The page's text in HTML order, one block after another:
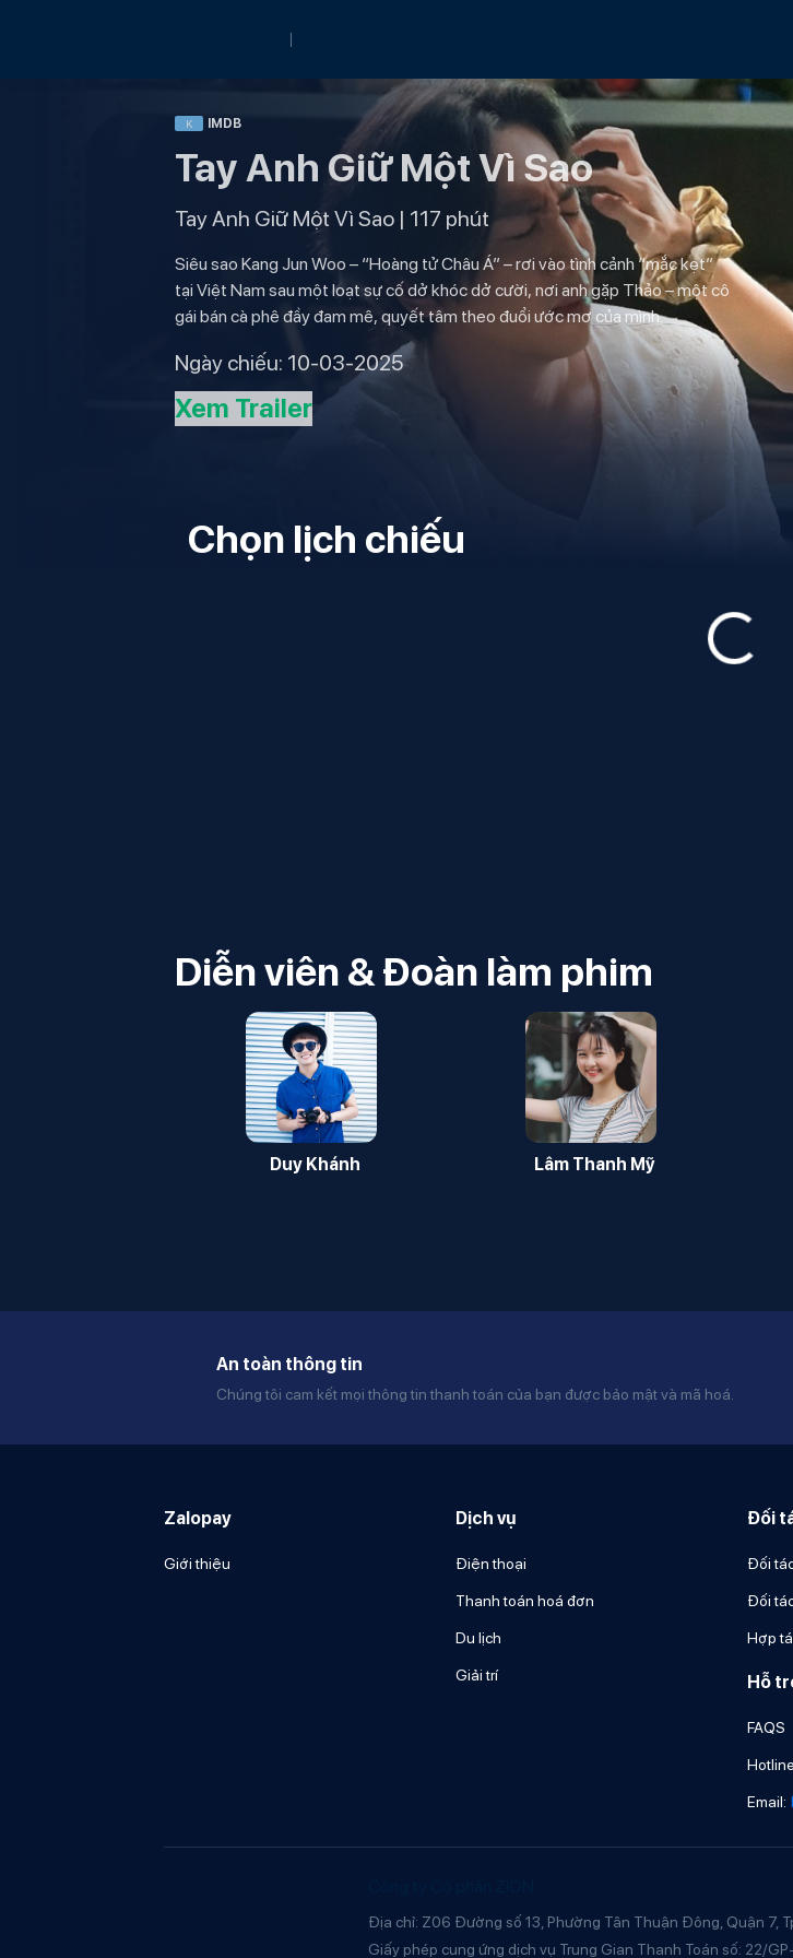
K IMDB
Tay Anh Giữ Một Vì Sao
Tay Anh Giữ Một Vì Sao | 117 phút
Siêu sao Kang Jun Woo – “Hoàng tử Châu Á” – rơi vào tình cảnh “mắc kẹt”
tại Việt Nam sau một loạt sự cố dở khóc dở cười, nơi anh gặp Thảo – một cô
gái bán cà phê đầy đam mê, quyết tâm theo đuổi ước mơ của mình.
Ngày chiếu: 10-03-2025
Xem Trailer
Chọn lịch chiếu
Diễn viên & Đoàn làm phim
Duy Khánh Lâm Thanh Mỹ
An toàn thông tin
Chúng tôi cam kết mọi thông tin thanh toán của bạn được bảo mật và mã hoá.
Zalopay
Giới thiệu
Dịch vụ
Điện thoại
Thanh toán hoá đơn
Du lịch
Giải trí
Đối
Đối
Đối
Hợp
Hỗ
FAQS
Email:
Địa chỉ: Z06 Đường số 13, Phường Tân Thuận Đông, Quận 7,
Giấy phép cung ứng dịch vụ Trung Gian Thanh Toán số: 22/